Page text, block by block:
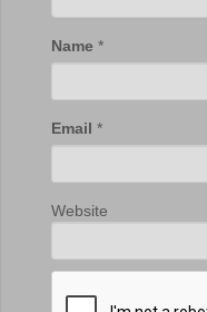
Name *
Email *
Website